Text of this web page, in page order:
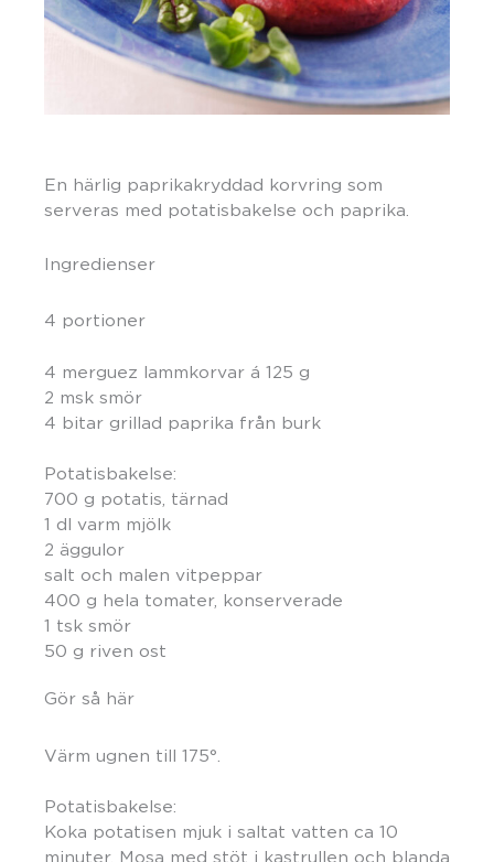
En härlig paprikakryddad korvring som
serveras med potatisbakelse och paprika.
Ingredienser
4 portioner
4 merguez lammkorvar á 125 g
2 msk smör
4 bitar grillad paprika från burk
Potatisbakelse:
700 g potatis, tärnad
1 dl varm mjölk
2 äggulor
salt och malen vitpeppar
400 g hela tomater, konserverade
1 tsk smör
50 g riven ost
Gör så här
Värm ugnen till 175°.
Potatisbakelse:
Koka potatisen mjuk i saltat vatten ca 10
minuter. Mosa med stöt i kastrullen och blanda